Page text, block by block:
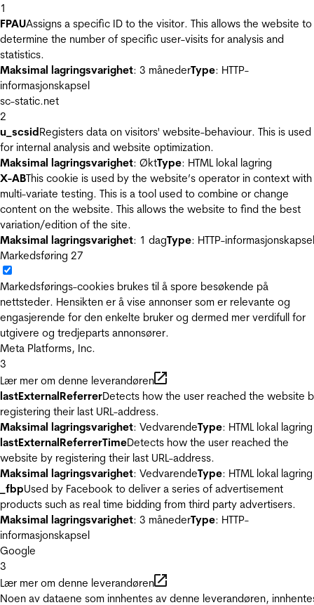
1
FPAUAssigns a specific ID to the visitor. This allows the website to
determine the number of specific user-visits for analysis and
statistics.
Maksimal lagringsvarighet: 3 månederType: HTTP-
informasjonskapsel
sc-static.net
2
u_scsidRegisters data on visitors' website-behaviour. This is used
for internal analysis and website optimization.
Maksimal lagringsvarighet: ØktType: HTML lokal lagring
X-ABThis cookie is used by the website’s operator in context with
multi-variate testing. This is a tool used to combine or change
content on the website. This allows the website to find the best
variation/edition of the site.
Maksimal lagringsvarighet: 1 dagType: HTTP-informasjonskapsel
Markedsføring 27
Markedsførings-cookies brukes til å spore besøkende på
nettsteder. Hensikten er å vise annonser som er relevante og
engasjerende for den enkelte bruker og dermed mer verdifull for
utgivere og tredjeparts annonsører.
Meta Platforms, Inc.
3
Lær mer om denne leverandøren
lastExternalReferrerDetects how the user reached the website
registering their last URL-address.
Maksimal lagringsvarighet: VedvarendeType: HTML lokal lagring
lastExternalReferrerTimeDetects how the user reached the
website by registering their last URL-address.
Maksimal lagringsvarighet: VedvarendeType: HTML lokal lagring
_fbpUsed by Facebook to deliver a series of advertisement
products such as real time bidding from third party advertisers.
Maksimal lagringsvarighet: 3 månederType: HTTP-
informasjonskapsel
Google
3
Lær mer om denne leverandøren
Noen av dataene som innhentes av denne leverandøren,